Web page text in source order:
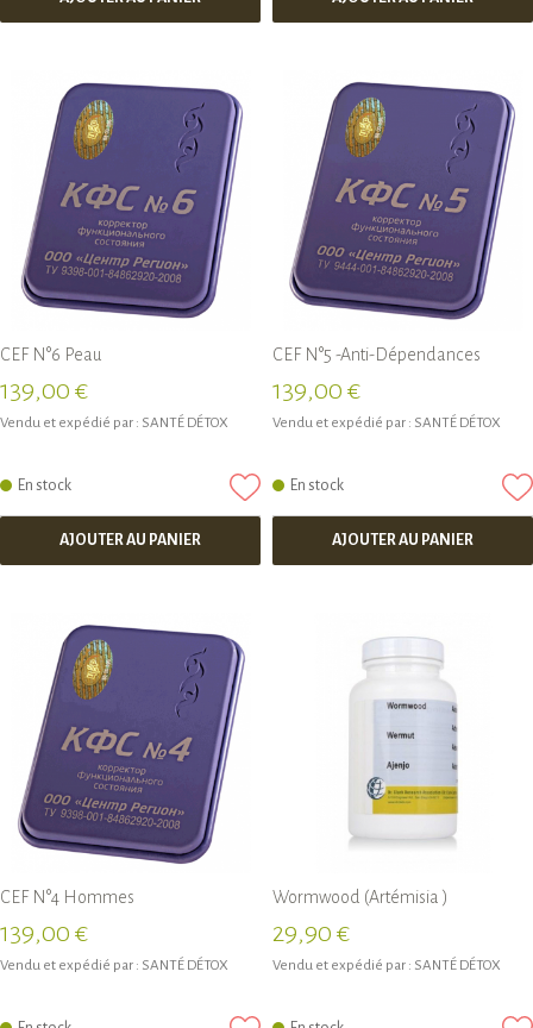
CEF N°6 Peau
139,00 €
Vendu et expédié par : SANTÉ DÉTOX
En stock
AJOUTER AU PANIER
CEF N°5 -Anti-Dépendances
139,00 €
Vendu et expédié par : SANTÉ DÉTOX
En stock
AJOUTER AU PANIER
CEF N°4 Hommes
139,00 €
Vendu et expédié par : SANTÉ DÉTOX
Wormwood (Artémisia )
29,90 €
Vendu et expédié par : SANTÉ DÉTOX